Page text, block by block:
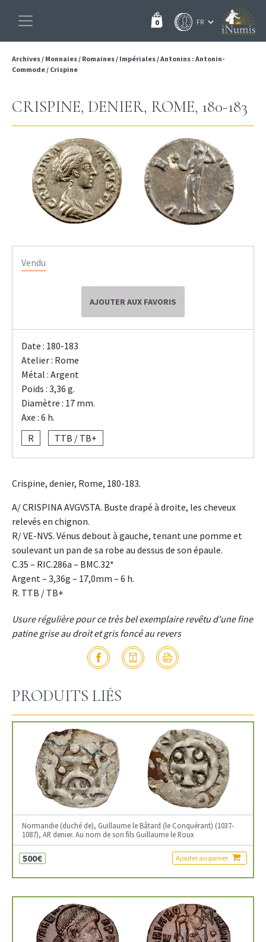
0
Archives/ Monnaies/ Romaines/ Impériales/Antonins : Antonin-
Commode/ Crispine
CRISPINE, DENIER, ROME, 180-183
Vendu
AJOUTER AUX FAVORIS
Date : 180-183
Atelier : Rome
Métal : Argent
Poids : 3,36 g.
Diamètre : 17 mm.
Axe : 6 h.
R
TTB / TB+
Crispine, denier, Rome, 180-183.
A/ CRISPINA AVGVSTA. Buste drapé à droite, les cheveux
relevés en chignon.
R/ VE-NVS. Vénus debout à gauche, tenant une pomme et
soulevant un pan de sa robe au dessus de son épaule.
C.35 – RIC.286a – BMC.32*
Argent – 3,36g – 17,0mm – 6 h.
R. TTB / TB+
Usure régulière pour ce très bel exemplaire revêtu d'une fine
patine grise au droit et gris foncé au revers
PRODUITS LIÉS
Normandie (duché de), Guillaume le Bâtard (le Conquérant) (1037-
1087), AR denier. Au nom de son fils Guillaume le Roux
500€ Ajouter au panier